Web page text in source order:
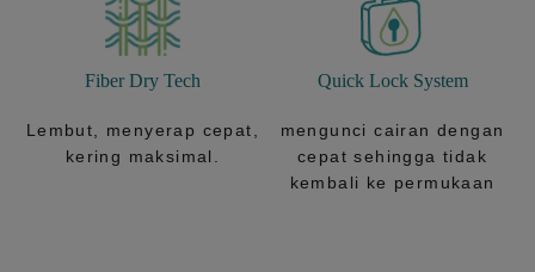
Fiber Dry Tech
Lembut, menyerap cepat,
kering maksimal.
Quick Lock System
mengunci cairan dengan
cepat sehingga tidak
kembali ke permukaan